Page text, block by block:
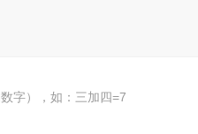
字），如：三加四=7